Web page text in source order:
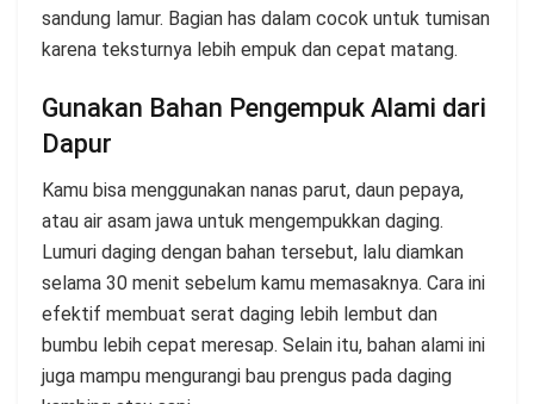
sandung lamur. Bagian has dalam cocok untuk tumisan
karena teksturnya lebih empuk dan cepat matang.
Gunakan Bahan Pengempuk Alami dari
Dapur
Kamu bisa menggunakan nanas parut, daun pepaya,
atau air asam jawa untuk mengempukkan daging.
Lumuri daging dengan bahan tersebut, lalu diamkan
selama 30 menit sebelum kamu memasaknya. Cara ini
efektif membuat serat daging lebih lembut dan
bumbu lebih cepat meresap. Selain itu, bahan alami ini
juga mampu mengurangi bau prengus pada daging